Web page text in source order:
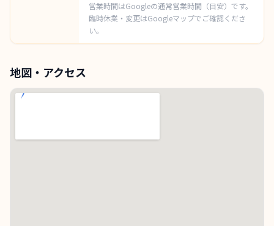
営業時間はGoogleの通常営業時間（目安）です。
臨時休業・変更はGoogleマップでご確認くださ
い。
地図・アクセス